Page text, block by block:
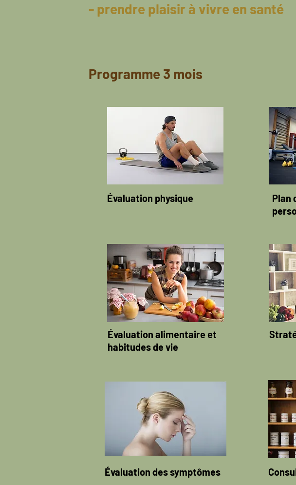
- prendre plaisir à vivre en santé
Programme 3 mois
Évaluation physique
Évaluation alimentaire et
habitudes de vie
Évaluation des symptômes
Plan